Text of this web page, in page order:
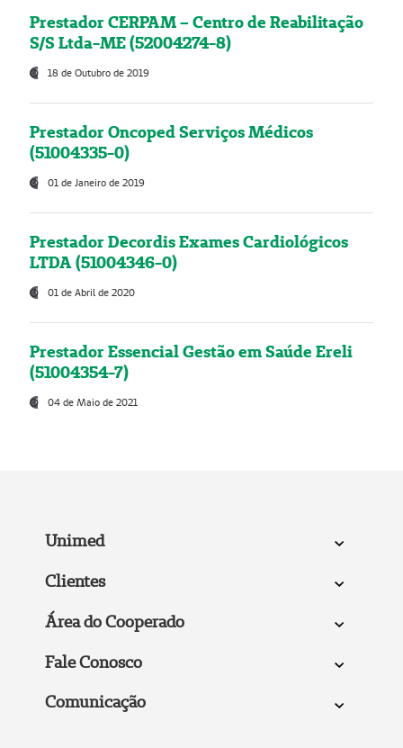
Prestador CERPAM – Centro de Reabilitação
S/S Ltda-ME (52004274-8)
18 de Outubro de 2019
Prestador Oncoped Serviços Médicos
(51004335-0)
01 de Janeiro de 2019
Prestador Decordis Exames Cardiológicos
LTDA (51004346-0)
01 de Abril de 2020
Prestador Essencial Gestão em Saúde Ereli
(51004354-7)
04 de Maio de 2021
Unimed
Clientes
Área do Cooperado
Fale Conosco
Comunicação